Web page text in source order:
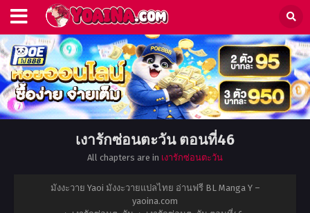
เงารักซ่อนตะวัน ตอนที่46
All chapters are in เงารักซ่อนตะวัน
มังงะวาย Yaoi มังงะวายแปลไทย อ่านฟรี BL Manga Y –
yaoina.com